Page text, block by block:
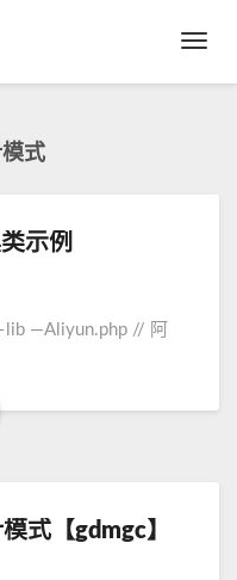
Toggle
式
示例
—Aliyun.php // 阿
式【gdmgc】